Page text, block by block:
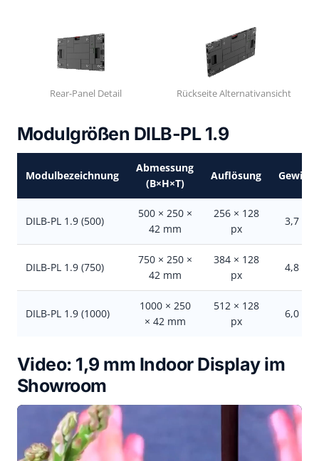
Rear-Panel Detail Rückseite Alternativansicht
Modulgrößen DILB-PL 1.9
Modulbezeichnung
Abmessung
(B×H×T)
Auflösung Gewicht
DILB-PL 1.9 (500)
500 × 250 ×
42 mm
256 × 128
px
3,7 kg
DILB-PL 1.9 (750)
750 × 250 ×
42 mm
384 × 128
px
4,8 kg
DILB-PL 1.9 (1000)
1000 × 250
× 42 mm
512 × 128
px
6,0 kg
Video: 1,9 mm Indoor Display im
Showroom